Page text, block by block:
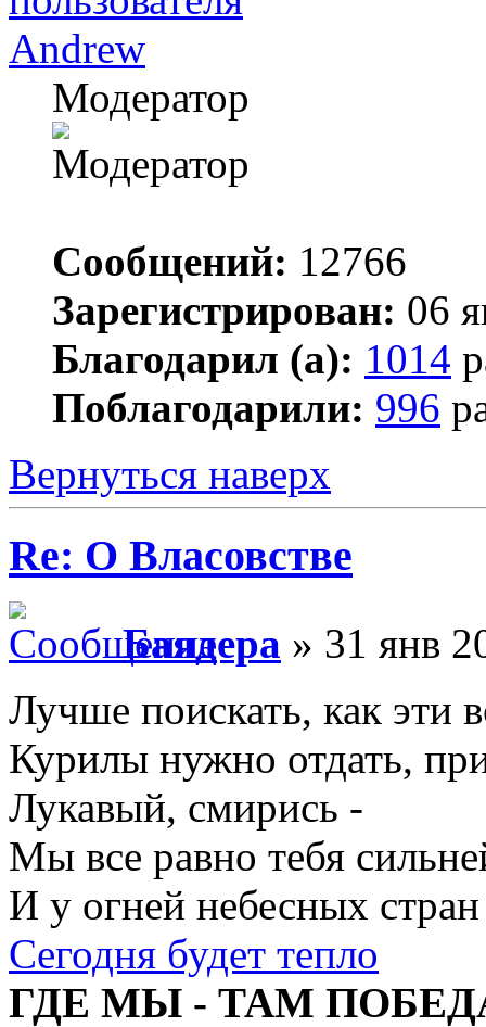
Andrew
Модератор
Сообщений: 12766
Зарегистрирован: 06
Благодарил (а): 1014
Поблагодарили: 996
Вернуться наверх
Re: О Власовстве
Баядера » 31 янв
Лучше поискать, как эти
Курилы нужно отдать,
Лукавый, смирись -
Мы все равно тебя
И у огней небесных стран
Сегодня будет тепло
ГДЕ МЫ - ТАМ